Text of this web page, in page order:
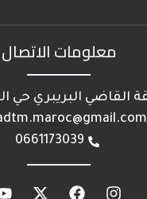
معلومات الاتصال
0661173039